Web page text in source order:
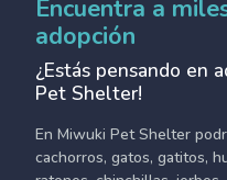
Encuentra a
adopción
¿Estás pensando en
Pet Shelter!
En Miwuki Pet Shelter
cachorros, gatos, gatitos,